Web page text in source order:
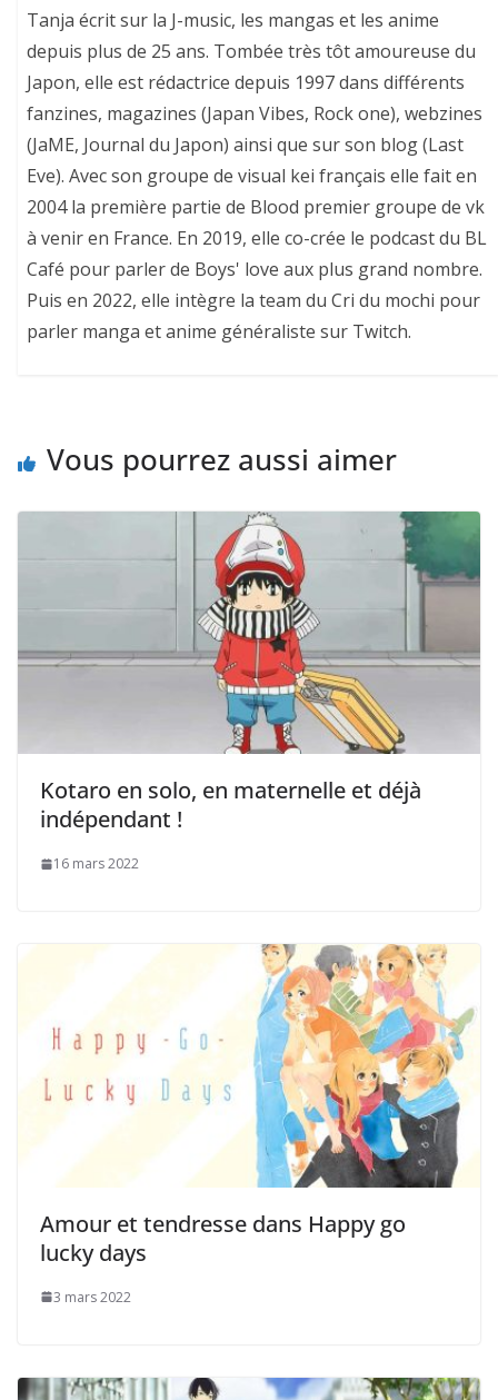
Tanja écrit sur la J-music, les mangas et les anime
depuis plus de 25 ans. Tombée très tôt amoureuse du
Japon, elle est rédactrice depuis 1997 dans différents
fanzines, magazines (Japan Vibes, Rock one), webzines
(JaME, Journal du Japon) ainsi que sur son blog (Last
Eve). Avec son groupe de visual kei français elle fait en
2004 la première partie de Blood premier groupe de vk
à venir en France. En 2019, elle co-crée le podcast du BL
Café pour parler de Boys' love aux plus grand nombre.
Puis en 2022, elle intègre la team du Cri du mochi pour
parler manga et anime généraliste sur Twitch.
Vous pourrez aussi aimer
Kotaro en solo, en maternelle et déjà
indépendant !
16 mars 2022
Amour et tendresse dans Happy go
lucky days
3 mars 2022